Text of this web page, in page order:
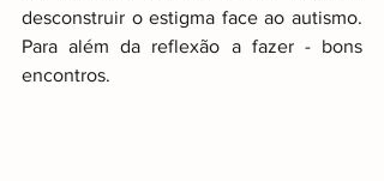
desconstruir o estigma face ao autismo.
Para além da reflexão a fazer - bons
encontros.